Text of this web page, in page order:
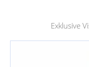
Exklusive